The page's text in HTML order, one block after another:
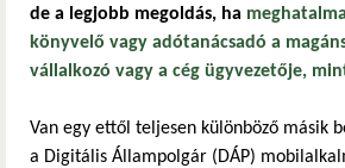
de a legjobb megoldás, ha
könyvelő vagy adótanácsadó a
vállalkozó vagy a cég ügyvezetője,
Van egy ettől teljesen különböző másik
a Digitális Állampolgár (DÁP)